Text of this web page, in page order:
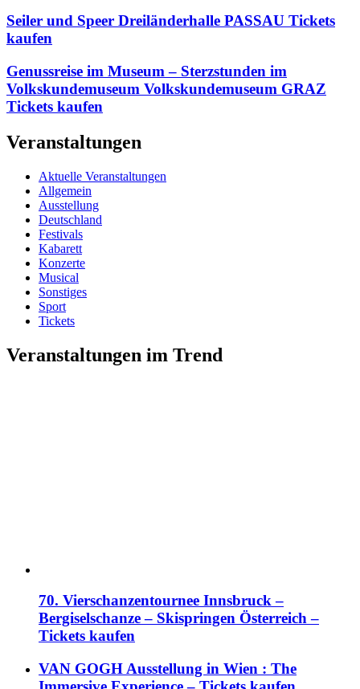
Seiler und Speer Dreiländerhalle PASSAU Tickets
kaufen
Genussreise im Museum – Sterzstunden im
Volkskundemuseum Volkskundemuseum GRAZ
Tickets kaufen
Veranstaltungen
Aktuelle Veranstaltungen
Allgemein
Ausstellung
Deutschland
Festivals
Kabarett
Konzerte
Musical
Sonstiges
Sport
Tickets
Veranstaltungen im Trend
70. Vierschanzentournee Innsbruck –
Bergiselschanze – Skispringen Österreich –
Tickets kaufen
VAN GOGH Ausstellung in Wien : The